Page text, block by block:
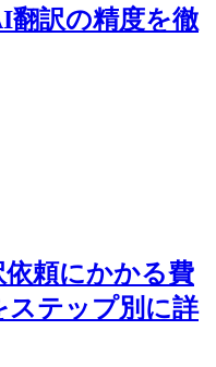
翻訳の精度を徹
依頼にかかる費
ステップ別に詳